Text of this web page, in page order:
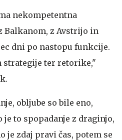
nekompetentna
Balkanom, z Avstrijo in
dni po nastopu funkcije.
strategije ter retorike,"
obljube so bile eno,
je to spopadanje z draginjo,
je zdaj pravi čas, potem se